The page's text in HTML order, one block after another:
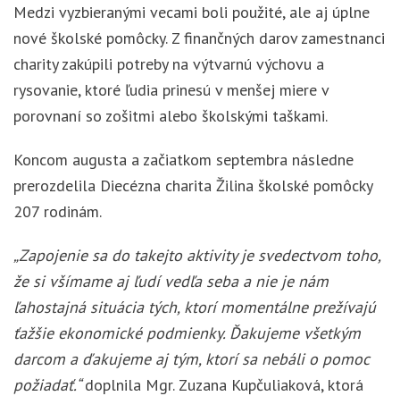
Medzi vyzbieranými vecami boli použité, ale aj úplne
nové školské pomôcky. Z finančných darov zamestnanci
charity zakúpili potreby na výtvarnú výchovu a
rysovanie, ktoré ľudia prinesú v menšej miere v
porovnaní so zošitmi alebo školskými taškami.
Koncom augusta a začiatkom septembra následne
prerozdelila Diecézna charita Žilina školské pomôcky
207 rodinám.
„Zapojenie sa do takejto aktivity je svedectvom toho,
že si všímame aj ľudí vedľa seba a nie je nám
ľahostajná situácia tých, ktorí momentálne prežívajú
ťažšie ekonomické podmienky. Ďakujeme všetkým
darcom a ďakujeme aj tým, ktorí sa nebáli o pomoc
požiadať.“doplnila Mgr. Zuzana Kupčuliaková, ktorá